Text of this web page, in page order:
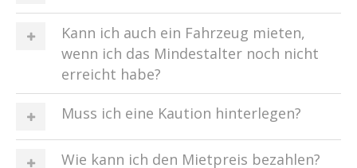
Kann ich auch ein Fahrzeug mieten,
wenn ich das Mindestalter noch nicht
erreicht habe?
Muss ich eine Kaution hinterlegen?
Wie kann ich den Mietpreis bezahlen?